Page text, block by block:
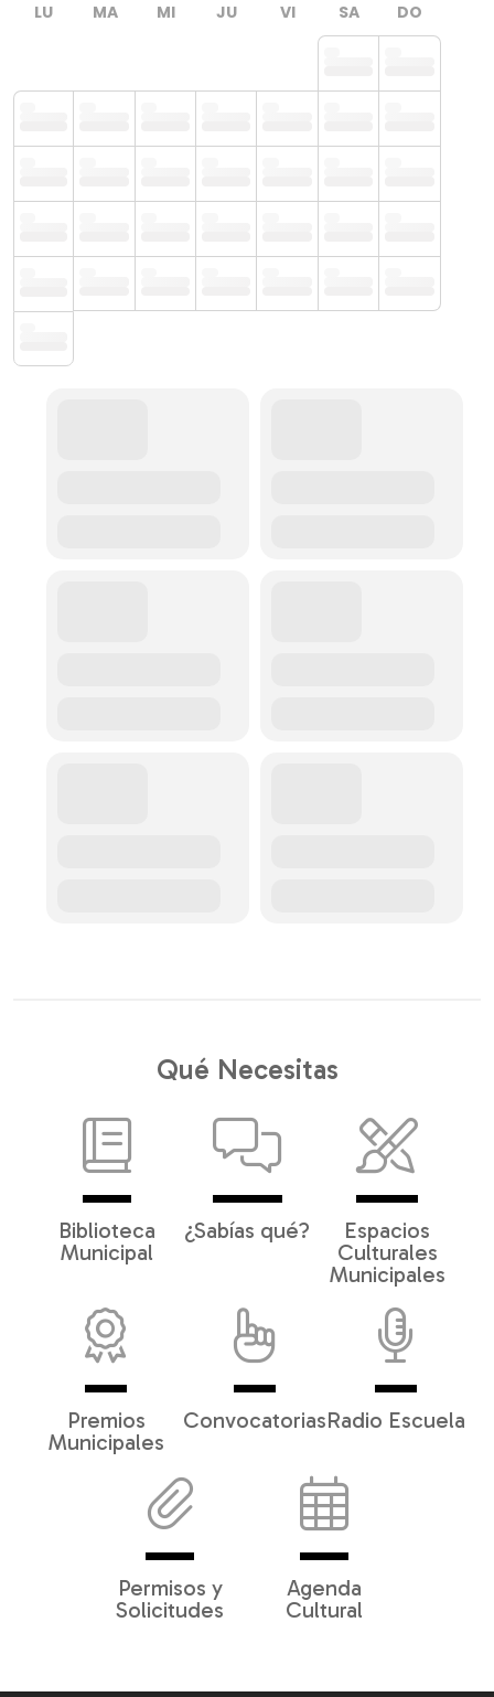
LU MA MI JU VI SA DO
Qué Necesitas
Biblioteca
Municipal
¿Sabías qué?
Espacios
Culturales
Municipales
Premios
Municipales
ConvocatoriasRadio Escuela
Permisos y
Solicitudes
Agenda
Cultural